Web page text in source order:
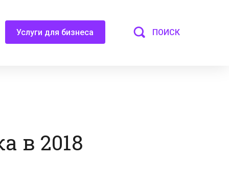
Услуги для бизнеса ПОИСК
в 2018